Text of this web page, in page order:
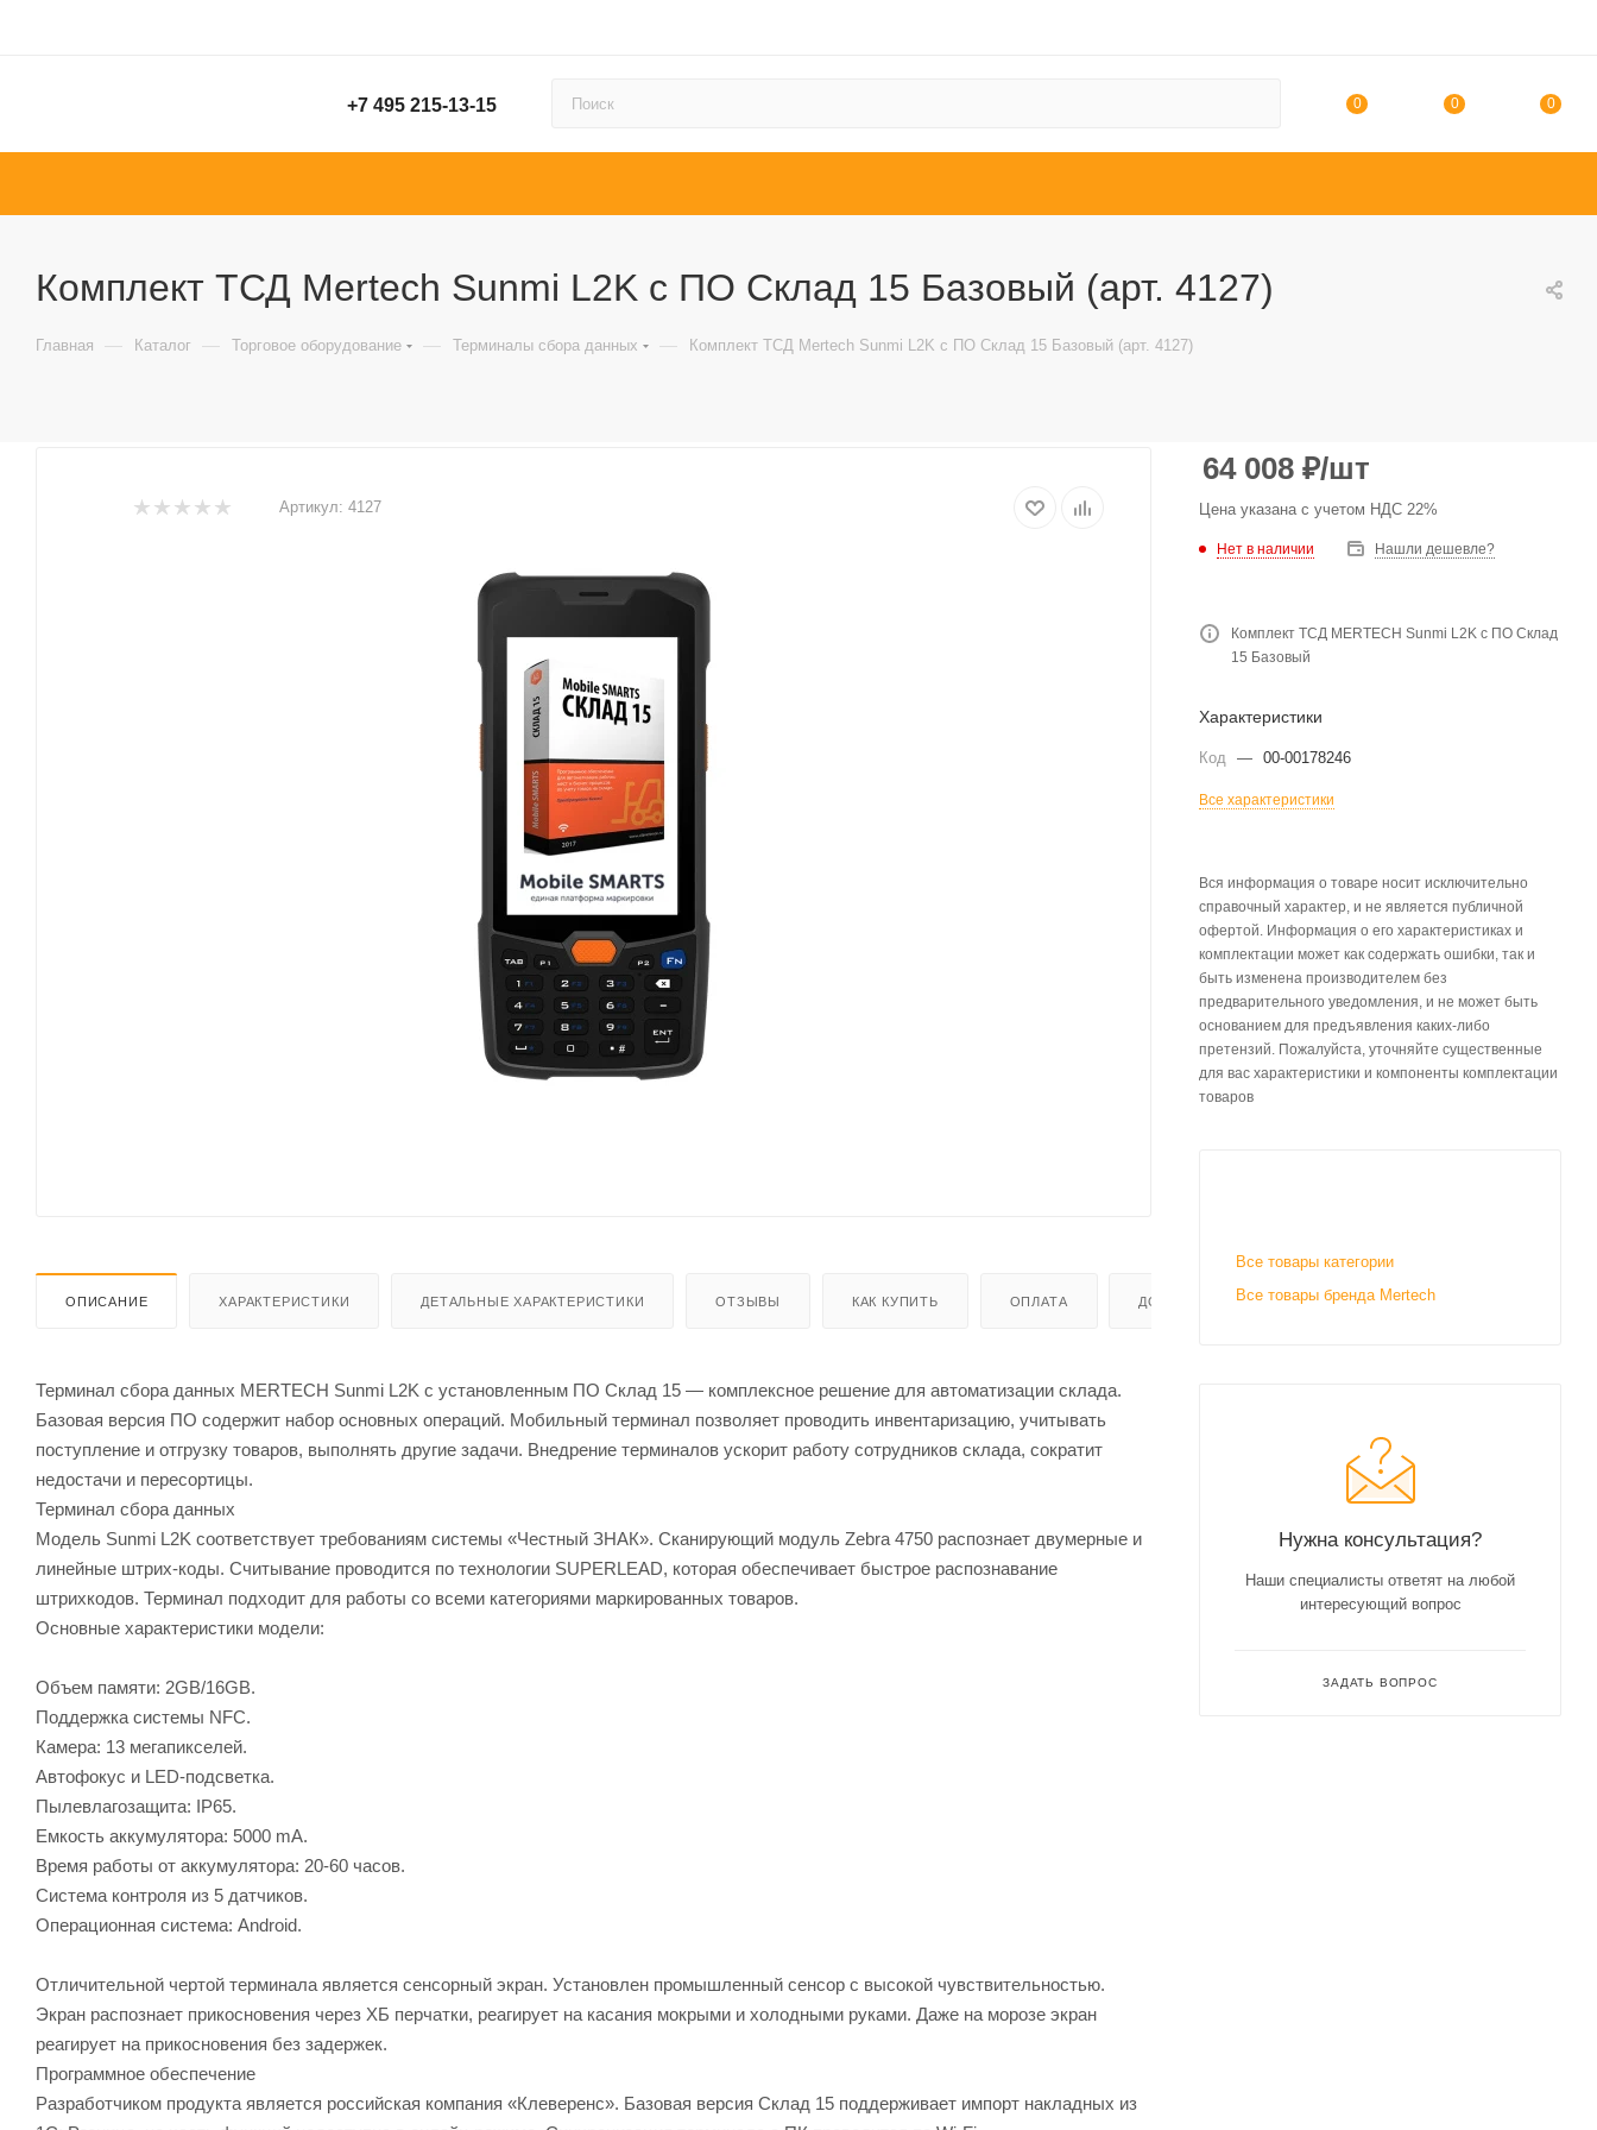
+7 495 215-13-15 0 0 0
Комплект ТСД Mertech Sunmi L2K с ПО Склад 15 Базовый (арт. 4127)
Главная — Каталог — Торговое оборудование — Терминалы сбора данных — Комплект ТСД Mertech Sunmi L2K с ПО Склад 15 Базовый (арт. 4127)
Артикул: 4127
ОПИСАНИЕ ХАРАКТЕРИСТИКИ ДЕТАЛЬНЫЕ ХАРАКТЕРИСТИКИ ОТЗЫВЫ КАК КУПИТЬ ОПЛАТА ДОСТАВКА
Терминал сбора данных MERTECH Sunmi L2K с установленным ПО Склад 15 — комплексное решение для автоматизации склада.
Базовая версия ПО содержит набор основных операций. Мобильный терминал позволяет проводить инвентаризацию, учитывать
поступление и отгрузку товаров, выполнять другие задачи. Внедрение терминалов ускорит работу сотрудников склада, сократит
недостачи и пересортицы.
Терминал сбора данных
Модель Sunmi L2K соответствует требованиям системы «Честный ЗНАК». Сканирующий модуль Zebra 4750 распознает двумерные и
линейные штрих-коды. Считывание проводится по технологии SUPERLEAD, которая обеспечивает быстрое распознавание
штрихкодов. Терминал подходит для работы со всеми категориями маркированных товаров.
Основные характеристики модели:
Объем памяти: 2GB/16GB.
Поддержка системы NFC.
Камера: 13 мегапикселей.
Автофокус и LED-подсветка.
Пылевлагозащита: IP65.
Емкость аккумулятора: 5000 mA.
Время работы от аккумулятора: 20-60 часов.
Система контроля из 5 датчиков.
Операционная система: Android.
Отличительной чертой терминала является сенсорный экран. Установлен промышленный сенсор с высокой чувствительностью.
Экран распознает прикосновения через ХБ перчатки, реагирует на касания мокрыми и холодными руками. Даже на морозе экран
реагирует на прикосновения без задержек.
Программное обеспечение
Разработчиком продукта является российская компания «Клеверенс». Базовая версия Склад 15 поддерживает импорт накладных из
64 008 ₽/шт
Цена указана с учетом НДС 22%
Нет в наличии Нашли дешевле?
Комплект ТСД MERTECH Sunmi L2K с ПО Склад
15 Базовый
Характеристики
Код — 00-00178246
Все характеристики
Вся информация о товаре носит исключительно
справочный характер, и не является публичной
офертой. Информация о его характеристиках и
комплектации может как содержать ошибки, так и
быть изменена производителем без
предварительного уведомления, и не может быть
основанием для предъявления каких-либо
претензий. Пожалуйста, уточняйте существенные
для вас характеристики и компоненты комплектации
товаров
Все товары категории
Все товары бренда Mertech
Нужна консультация?
Наши специалисты ответят на любой
интересующий вопрос
ЗАДАТЬ ВОПРОС